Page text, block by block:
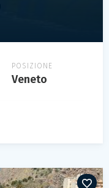
POSIZIONE
Veneto